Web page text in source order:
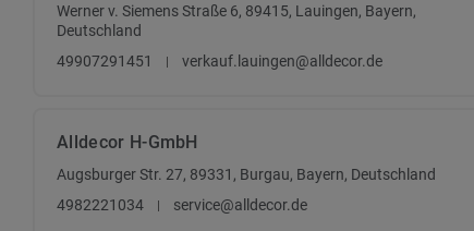
Werner v. Siemens Straße 6, 89415, Lauingen, Bayern,
Deutschland
49907291451
verkauf.lauingen@alldecor.de
Alldecor H-GmbH
Augsburger Str. 27, 89331, Burgau, Bayern, Deutschland
4982221034
service@alldecor.de